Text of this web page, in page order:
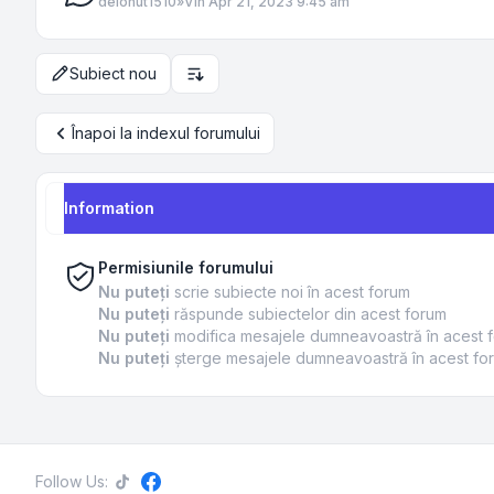
Subiect nou Opțiuni de sortare și afișare
Înapoi la indexul forumului
Information
Permisiunile forumului
Nu puteţi scrie subiecte noi în acest forum
Nu puteţi răspunde subiectelor din acest forum
Nu puteţi modifica mesajele dumneavoastră în acest
Nu puteţi şterge mesajele dumneavoastră în acest
Follow Us: